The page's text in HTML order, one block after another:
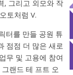
, 그리고 외모와 작
토처럼 V.
터를 만들 공원 튜
점점 더 많은 새로
무 및 고용에 참여
랜드 테 프트 오